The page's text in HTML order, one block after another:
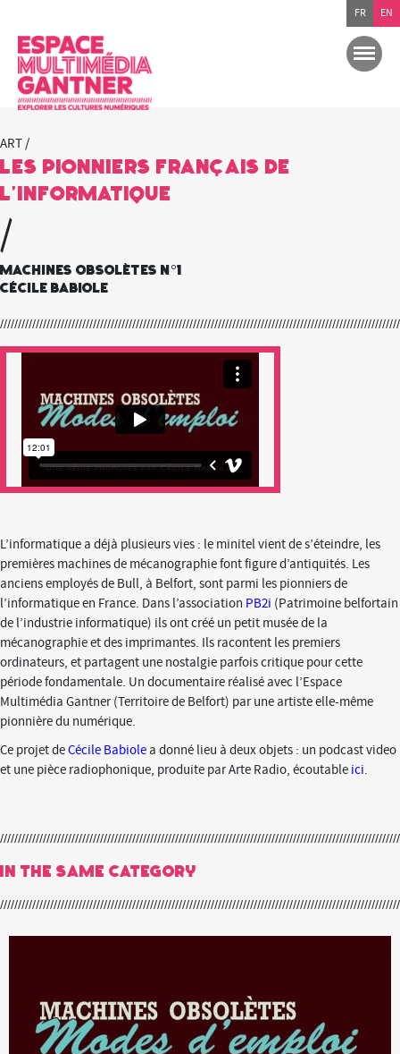
ART /
Les pionniers français de
l’informatique
/
Machines Obsolètes n°1
Cécile Babiole
L’informatique a déjà plusieurs vies : le minitel vient de s’éteindre, les
premières machines de mécanographie font figure d’antiquités. Les
anciens employés de Bull, à Belfort, sont parmi les pionniers de
l’informatique en France. Dans l’association PB2i (Patrimoine belfortain
de l’industrie informatique) ils ont créé un petit musée de la
mécanographie et des imprimantes. Ils racontent les premiers
ordinateurs, et partagent une nostalgie parfois critique pour cette
période fondamentale. Un documentaire réalisé avec l’Espace
Multimédia Gantner (Territoire de Belfort) par une artiste elle-même
pionnière du numérique.
Ce projet deCécile Babiole a donné lieu à deux objets : un podcast video
et une pièce radiophonique, produite par Arte Radio, écoutable ici.
In the same category
FR EN